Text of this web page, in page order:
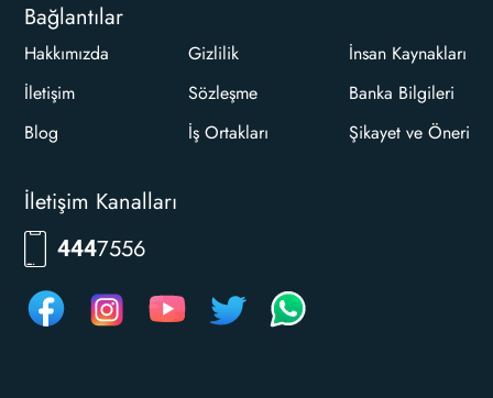
Bağlantılar
Hakkımızda
İletişim
Blog
Gizlilik
Sözleşme
İş Ortakları
İnsan Kaynakları
Banka Bilgileri
Şikayet ve Öneri
İletişim Kanalları
444RKLM